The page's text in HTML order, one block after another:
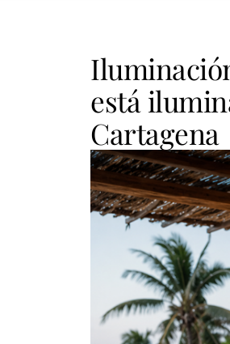
está
Cartagena